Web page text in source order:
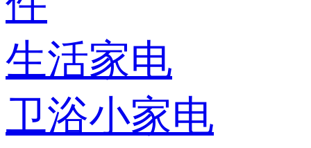
生活家电
卫浴小家电